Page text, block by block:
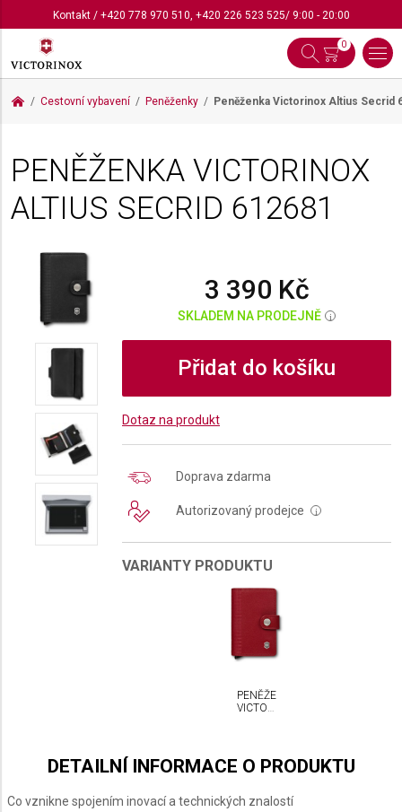
Kontakt/ +420 778 970 510, +420 226 523 525/ 9:00 - 20:00
0
Cestovní vybavení Peněženky Peněženka Victorinox Altius Secrid
PENĚŽENKA VICTORINOX
ALTIUS SECRID 612681
3 390 Kč
SKLADEM NA PRODEJNĚ i
Přidat do košíku
Dotaz na produkt
Doprava zdarma
Autorizovaný prodejce i
VARIANTY PRODUKTU
PENĚŽENKA
VICTORINOX
DETAILNÍ INFORMACE O PRODUKTU
Co vznikne spojením inovací a technických znalostí